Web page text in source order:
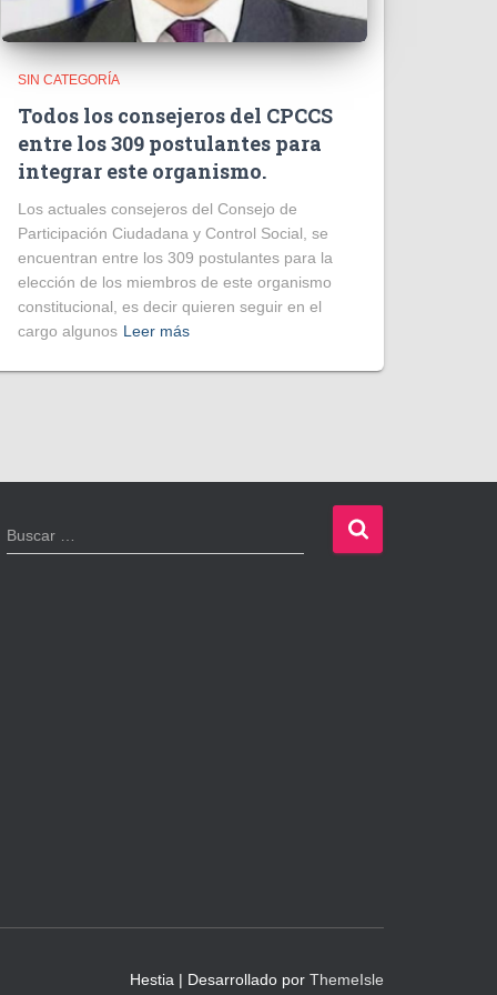
SIN CATEGORÍA
Todos los consejeros del CPCCS
entre los 309 postulantes para
integrar este organismo.
Los actuales consejeros del Consejo de
Participación Ciudadana y Control Social, se
encuentran entre los 309 postulantes para la
elección de los miembros de este organismo
constitucional, es decir quieren seguir en el
cargo algunos Leer más
B
u
Buscar …
Hestia | Desarrollado por ThemeIsle